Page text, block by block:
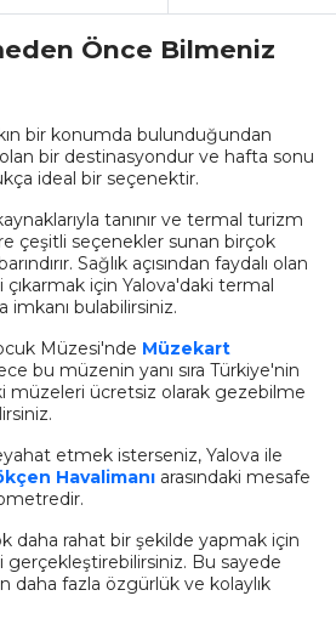
Önce Bilmeniz
bir konumda bulunduğundan
olan bir destinasyondur ve hafta sonu
ideal bir seçenektir.
tanınır ve termal turizm
çeşitli seçenekler sunan birçok
Sağlık açısından faydalı olan
çıkarmak için Yalova'daki termal
bulabilirsiniz.
Müzesi'nde Müzekart
bu müzenin yanı sıra Türkiye'nin
müzeleri ücretsiz olarak gezebilme
etmek isterseniz, Yalova ile
Havalimanı arasındaki mesafe
daha rahat bir şekilde yapmak için
gerçekleştirebilirsiniz. Bu sayede
daha fazla özgürlük ve kolaylık